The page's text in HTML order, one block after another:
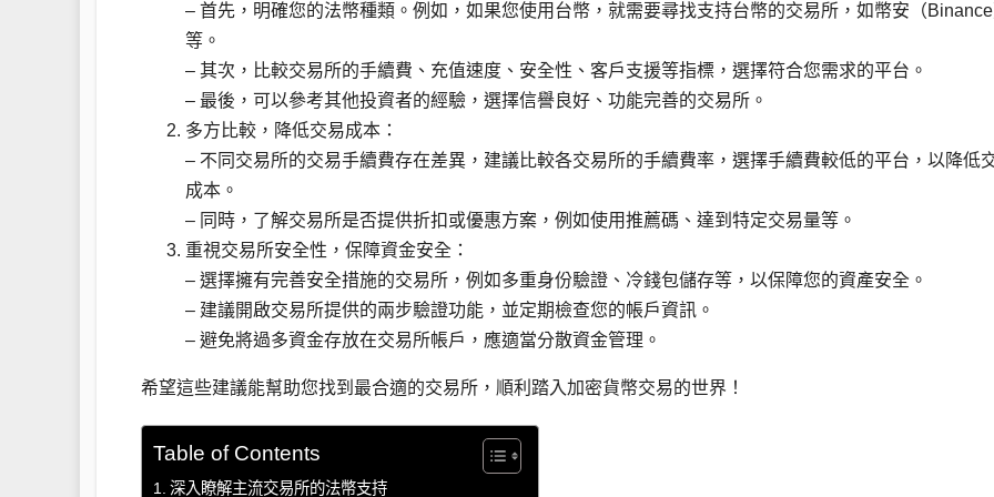
– 首先，明確您的法幣種類。例如，如果您使用台幣，就需要尋找支持台幣的交易所，如幣安（Binance
等。
– 其次，比較交易所的手續費、充值速度、安全性、客戶支援等指標，選擇符合您需求的平台。
– 最後，可以參考其他投資者的經驗，選擇信譽良好、功能完善的交易所。
多方比較，降低交易成本：
– 不同交易所的交易手續費存在差異，建議比較各交易所的手續費率，選擇手續費較低的平台，以降低
成本。
– 同時，了解交易所是否提供折扣或優惠方案，例如使用推薦碼、達到特定交易量等。
重視交易所安全性，保障資金安全：
– 選擇擁有完善安全措施的交易所，例如多重身份驗證、冷錢包儲存等，以保障您的資產安全。
– 建議開啟交易所提供的兩步驗證功能，並定期檢查您的帳戶資訊。
– 避免將過多資金存放在交易所帳戶，應適當分散資金管理。
希望這些建議能幫助您找到最合適的交易所，順利踏入加密貨幣交易的世界！
Table of Contents
深入瞭解主流交易所的法幣支持